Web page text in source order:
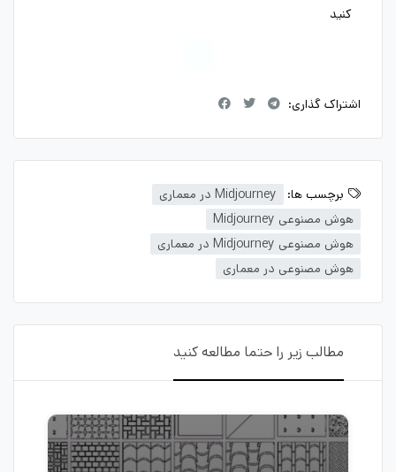
کنید
اشتراک گذاری:
برچسب ها:
Midjourney در معماری
هوش مصنوعی Midjourney
هوش مصنوعی Midjourney در معماری
هوش مصنوعی در معماری
مطالب زیر را حتما مطالعه کنید